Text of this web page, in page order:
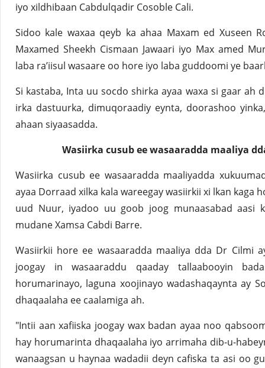
iyo xildhibaan Cabdulqadir Cosoble Cali.
Sidoo kale waxaa qeyb ka ahaa Maxam ed Xuseen
Maxamed Sheekh Cismaan Jawaari iyo Max amed
laba ra’iisul wasaare oo hore iyo laba guddoomi ye
Si kastaba, Inta uu socdo shirka ayaa waxa si gaar ah
irka dastuurka, dimuqoraadiy eynta, doorashoo
ahaan siyaasadda.
Wasiirka cusub ee wasaaradda maaliya
Wasiirka cusub ee wasaaradda maaliyadda
ayaa Dorraad xilka kala wareegay wasiirkii xi lkan kaga
uud Nuur, iyadoo uu goob joog munaasabad aasi
mudane Xamsa Cabdi Barre.
Wasiirkii hore ee wasaaradda maaliya dda Dr Cilmi
joogay in wasaaraddu qaaday tallaabooyin
horumarinayo, laguna xoojinayo wadashaqaynta ay
dhaqaalaha ee caalamiga ah.
"Intii aan xafiiska joogay wax badan ayaa noo
hay horumarinta dhaqaalaha iyo arrimaha dib-u-
wanaagsan u haynaa wadadii deyn cafiska ta asi oo